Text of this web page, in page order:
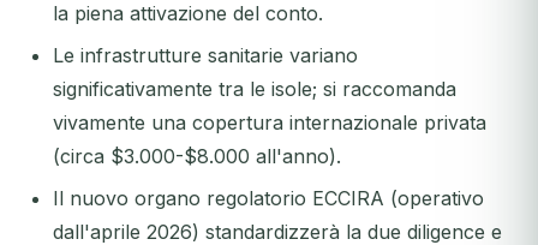
la piena attivazione del conto.
Le infrastrutture sanitarie variano
significativamente tra le isole; si raccomanda
vivamente una copertura internazionale privata
(circa $3.000-$8.000 all'anno).
Il nuovo organo regolatorio ECCIRA (operativo
dall'aprile 2026) standardizzerà la due diligence e